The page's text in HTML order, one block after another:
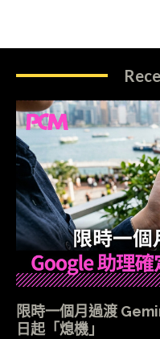
限時一個月過渡
日起「熄機」